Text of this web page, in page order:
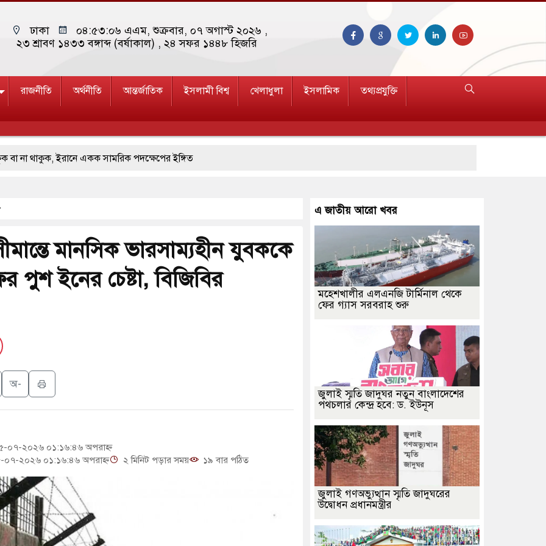
ঢাকা ০৪:৫৩:০৭ এএম, শুক্রবার, ০৭ অগাস্ট ২০২৬ ,
২৩ শ্রাবণ ১৪৩৩ বঙ্গাব্দ (বর্ষাকাল) , ২৪ সফর ১৪৪৮ হিজরি
রাজনীতি অর্থনীতি আন্তর্জাতিক ইসলামী বিশ্ব খেলাধুলা ইসলামিক তথ্যপ্রযুক্তি
ইরানে একক সামরিক পদক্ষেপের ইঙ্গিত
নতুন বাংলাদেশের পথচলার কেন্দ্র হবে: ড. ইউনূস
ও ছাত্রলীগের আচরণ ইসরায়েলের মতো: সাদিক
ও পাহাড়ি ঢলে ফুঁসে উঠেছে তিস্তা
ক্ষেপণাস্ত্র ইউনিট মোতায়েন করা হয়েছে: কিয়েভ
শিকার ভারতীয় জাহাজ ডুবল
গণঅভ্যুত্থান দিবস
কেন্দ্রের ইউনিট-১ এ আবারও বিদ্যুৎ উৎপাদন শুরু
রুশ নাগরিকদের মারামারি: নিহত ১
মানসিক ভারসাম্যহীন যুবককে
পুশ ইনের চেষ্টা, বিজিবির
অ-
২০২৬ ০১:১৬:৪৬ অপরাহ্ন
২০২৬ ০১:১৬:৪৬ অপরাহ্ন
২ মিনিট পড়ার সময় ১৯ বার পঠিত
এ জাতীয় আরো খবর
মহেশখালীর এলএনজি টার্মিনাল থেকে
ফের গ্যাস সরবরাহ শুরু
জুলাই স্মৃতি জাদুঘর নতুন বাংলাদেশের
পথচলার কেন্দ্র হবে: ড. ইউনূস
জুলাই গণঅভ্যুত্থান স্মৃতি জাদুঘরের
উদ্বোধন প্রধানমন্ত্রীর